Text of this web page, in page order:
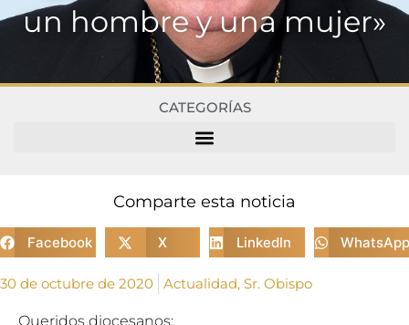
un hombre y una mujer»
CATEGORÍAS
Comparte esta noticia
Facebook X LinkedIn WhatsApp
30 de octubre de 2020 Actualidad, Sr. Obispo
Queridos diocesanos: